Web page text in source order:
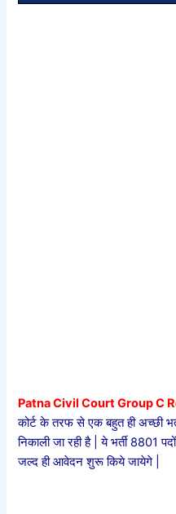
Patna Civil Court Group C
कोर्ट के तरफ से एक बहुत ही अच्छी
निकाली जा रही है | ये भर्ती 8801
जल्द ही आवेदन शुरू किये जायेगे |